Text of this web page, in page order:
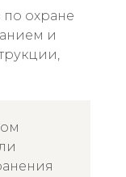
охране
и